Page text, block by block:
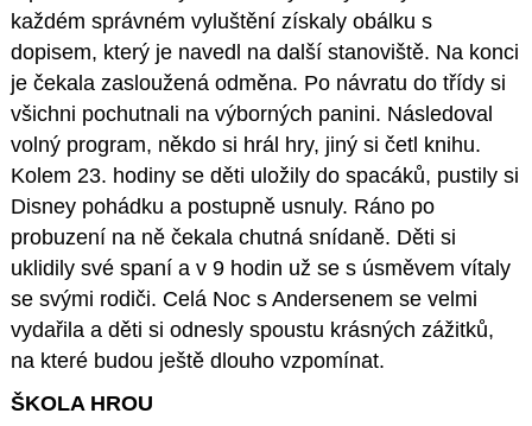
každém správném vyluštění získaly obálku s
dopisem, který je navedl na další stanoviště. Na konci
je čekala zasloužená odměna. Po návratu do třídy si
všichni pochutnali na výborných panini. Následoval
volný program, někdo si hrál hry, jiný si četl knihu.
Kolem 23. hodiny se děti uložily do spacáků, pustily si
Disney pohádku a postupně usnuly. Ráno po
probuzení na ně čekala chutná snídaně. Děti si
uklidily své spaní a v 9 hodin už se s úsměvem vítaly
se svými rodiči. Celá Noc s Andersenem se velmi
vydařila a děti si odnesly spoustu krásných zážitků,
na které budou ještě dlouho vzpomínat.
ŠKOLA HROU